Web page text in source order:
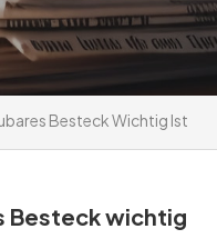
Besteck Wichtig Ist
Besteck wichtig